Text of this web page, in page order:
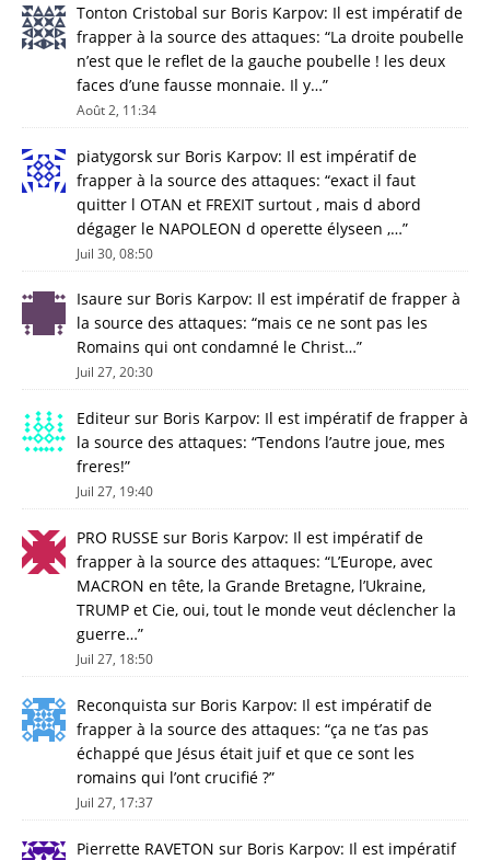
Tonton Cristobal sur Boris Karpov: Il est impératif de
frapper à la source des attaques: “La droite poubelle
n’est que le reflet de la gauche poubelle ! les deux
faces d’une fausse monnaie. Il y…”
Août 2, 11:34
piatygorsk sur Boris Karpov: Il est impératif de
frapper à la source des attaques: “exact il faut
quitter l OTAN et FREXIT surtout , mais d abord
dégager le NAPOLEON d operette élyseen ,…”
Juil 30, 08:50
Isaure sur Boris Karpov: Il est impératif de frapper à
la source des attaques: “mais ce ne sont pas les
Romains qui ont condamné le Christ…”
Juil 27, 20:30
Editeur sur Boris Karpov: Il est impératif de frapper à
la source des attaques: “Tendons l’autre joue, mes
freres!”
Juil 27, 19:40
PRO RUSSE sur Boris Karpov: Il est impératif de
frapper à la source des attaques: “L’Europe, avec
MACRON en tête, la Grande Bretagne, l’Ukraine,
TRUMP et Cie, oui, tout le monde veut déclencher la
guerre…”
Juil 27, 18:50
Reconquista sur Boris Karpov: Il est impératif de
frapper à la source des attaques: “ça ne t’as pas
échappé que Jésus était juif et que ce sont les
romains qui l’ont crucifié ?”
Juil 27, 17:37
Pierrette RAVETON sur Boris Karpov: Il est impératif